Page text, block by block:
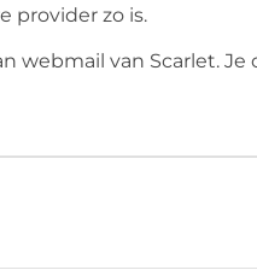
provider zo is.
webmail van Scarlet.